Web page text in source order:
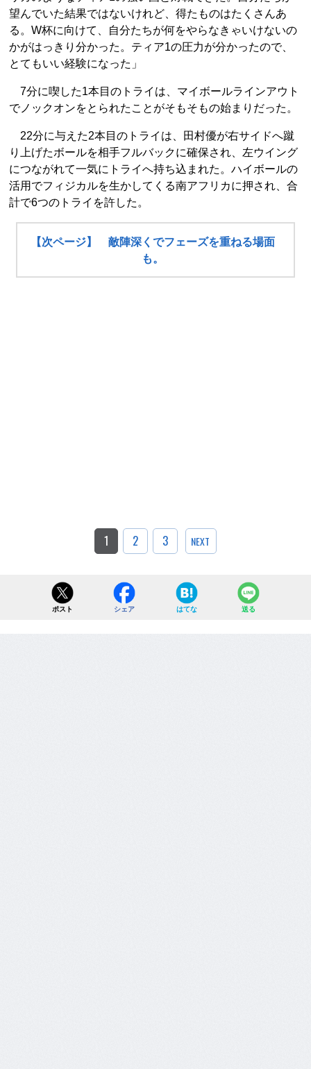
望んでいた結果ではないけれど、得たものはたくさんあ
る。W杯に向けて、自分たちが何をやらなきゃいけないの
かがはっきり分かった。ティア1の圧力が分かったので、
とてもいい経験になった」
7分に喫した1本目のトライは、マイボールラインアウト
でノックオンをとられたことがそもそもの始まりだった。
22分に与えた2本目のトライは、田村優が右サイドへ蹴
り上げたボールを相手フルバックに確保され、左ウイング
につながれて一気にトライへ持ち込まれた。ハイボールの
活用でフィジカルを生かしてくる南アフリカに押され、合
計で6つのトライを許した。
【次ページ】 敵陣深くでフェーズを重ねる場面
も。
1 2 3 NEXT
ポスト シェア はてな 送る